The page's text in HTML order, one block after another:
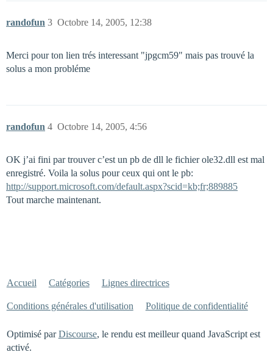
randofun Octobre 14, 2005, 12:38
3
Merci pour ton lien trés interessant "jpgcm59" mais pas trouvé la
solus a mon probléme
randofun Octobre 14, 2005, 4:56
4
OK j’ai fini par trouver c’est un pb de dll le fichier ole32.dll est mal
enregistré. Voila la solus pour ceux qui ont le pb:
http://support.microsoft.com/default.aspx?scid=kb;fr;889885
Tout marche maintenant.
Accueil Catégories Lignes directrices
Conditions générales d'utilisation Politique de confidentialité
Optimisé parDiscourse, le rendu est meilleur quand JavaScript est
activé.